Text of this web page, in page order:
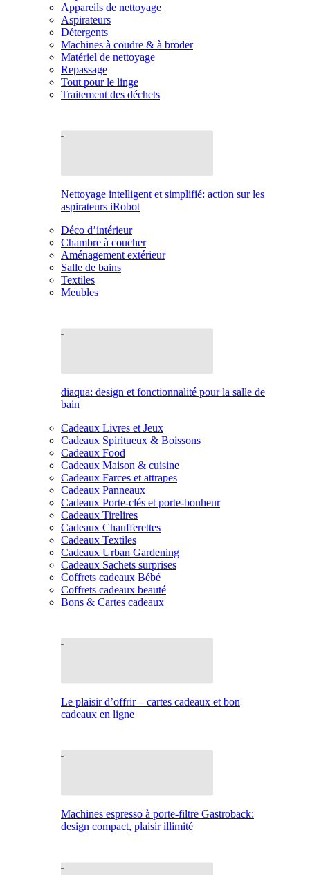
Appareils de nettoyage
Aspirateurs
Détergents
Machines à coudre & à broder
Matériel de nettoyage
Repassage
Tout pour le linge
Traitement des déchets
Nettoyage intelligent et simplifié: action sur les
aspirateurs iRobot
Déco d’intérieur
Chambre à coucher
Aménagement extérieur
Salle de bains
Textiles
Meubles
diaqua: design et fonctionnalité pour la salle de
bain
Cadeaux Livres et Jeux
Cadeaux Spiritueux & Boissons
Cadeaux Food
Cadeaux Maison & cuisine
Cadeaux Farces et attrapes
Cadeaux Panneaux
Cadeaux Porte-clés et porte-bonheur
Cadeaux Tirelires
Cadeaux Chaufferettes
Cadeaux Textiles
Cadeaux Urban Gardening
Cadeaux Sachets surprises
Coffrets cadeaux Bébé
Coffrets cadeaux beauté
Bons & Cartes cadeaux
Le plaisir d’offrir – cartes cadeaux et bon
cadeaux en ligne
Machines espresso à porte-filtre Gastroback:
design compact, plaisir illimité